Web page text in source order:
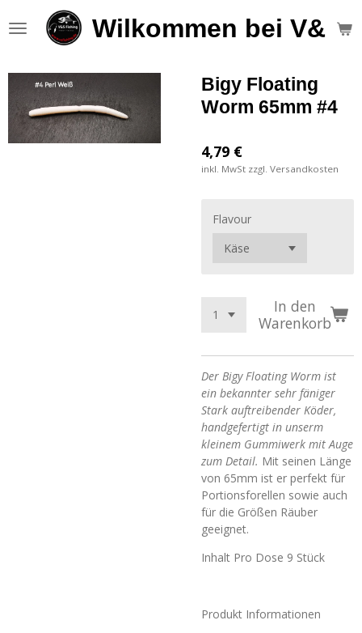
Hauptinhalt
Wilkommen bei V&S
Bigy Floating
Worm 65mm #4
4,79 €
inkl. MwSt zzgl. Versandkosten
Flavour
In den
Warenkorb
Der Bigy Floating Worm ist
ein bekannter sehr fäniger
Stark auftreibender Köder,
handgefertigt in unserm
kleinem Gummiwerk mit Auge
zum Detail. Mit seinen Länge
von 65mm ist er perfekt für
Portionsforellen sowie auch
für die Größen Räuber
geeignet.
Inhalt Pro Dose 9 Stück
Produkt Informationen